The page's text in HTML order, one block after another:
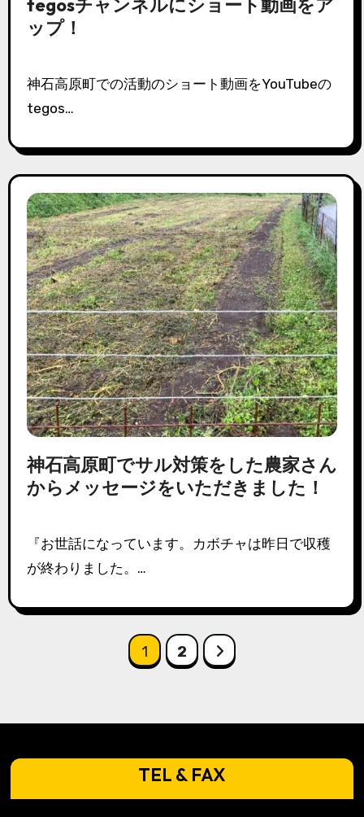
tegosチャンネルにショート動画をア
ップ！
神石高原町での活動のショート動画をYouTubeの
tegos…
神石高原町でサル対策をした農家さん
からメッセージをいただきました！
『お世話になっています。カボチャは昨日で収穫
が終わりました。…
の
1 2
TEL & FAX